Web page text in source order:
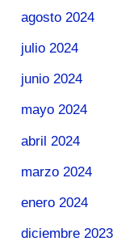
agosto 2024
julio 2024
junio 2024
mayo 2024
abril 2024
marzo 2024
enero 2024
diciembre 2023